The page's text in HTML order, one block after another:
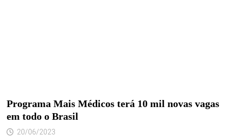
Programa Mais Médicos terá 10 mil novas vagas
em todo o Brasil
20/06/2023